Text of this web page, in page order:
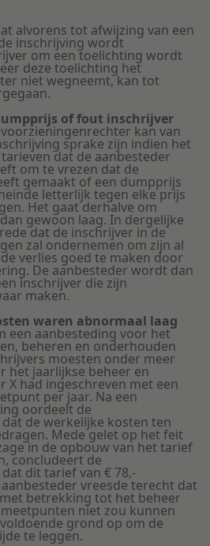
alvorens tot afwijzing van een
inschrijving wordt
om een toelichting wordt
deze toelichting het
niet wegneemt, kan tot
of fout inschrijver
kan van
sprake zijn indien het
dat de aanbesteder
om te vrezen dat de
gemaakt of een dumpprijs
letterlijk tegen elke prijs
Het gaat derhalve om
gewoon laag. In dergelijke
dat de inschrijver in de
zal ondernemen om zijn al
verlies goed te maken door
De aanbesteder wordt dan
inschrijver die zijn
maken.
waren abnormaal laag
een aanbesteding voor het
beheren en onderhouden
moesten onder meer
het jaarlijkse beheer en
X had ingeschreven met een
per jaar. Na een
oordeelt de
de werkelijke kosten ten
Mede gelet op het feit
in de opbouw van het tarief
concludeert de
dit tarief van € 78,-
vreesde terecht dat
betrekking tot het beheer
niet zou kunnen
grond op om de
te leggen.